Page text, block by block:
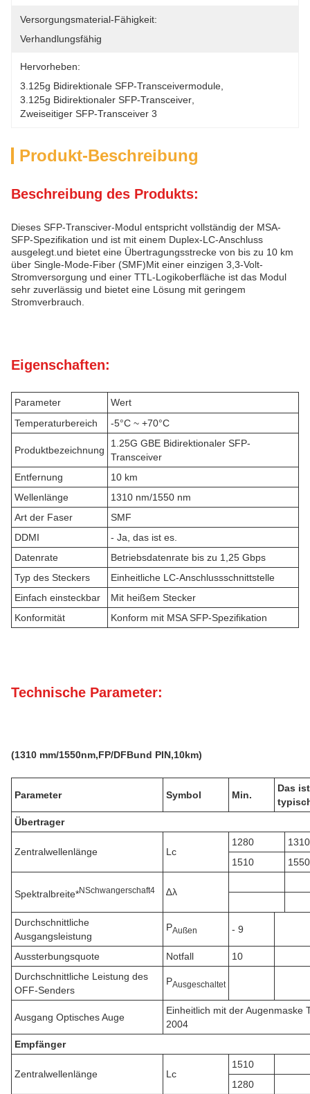
Versorgungsmaterial-Fähigkeit:
Verhandlungsfähig
Hervorheben:
3.125g Bidirektionale SFP-Transceivermodule
3.125g Bidirektionaler SFP-Transceiver
Zweiseitiger SFP-Transceiver 3
Produkt-Beschreibung
Beschreibung des Produkts:
Dieses SFP-Transciver-Modul entspricht vollständig der MSA-
SFP-Spezifikation und ist mit einem Duplex-LC-Anschluss
ausgelegt.und bietet eine Übertragungsstrecke von bis zu 10 km
über Single-Mode-Fiber (SMF)Mit einer einzigen 3,3-Volt-
Stromversorgung und einer TTL-Logikoberfläche ist das Modul
sehr zuverlässig und bietet eine Lösung mit geringem
Stromverbrauch.
Eigenschaften:
Parameter
Wert
Temperaturbereich
-5°C ~ +70°C
Produktbezeichnung
1.25G GBE Bidirektionaler SFP-
Transceiver
Entfernung
10 km
Wellenlänge
1310 nm/1550 nm
Art der Faser
SMF
DDMI
- Ja, das ist es.
Datenrate
Betriebsdatenrate bis zu 1,25 Gbps
Typ des Steckers
Einheitliche LC-Anschlussschnittstelle
Einfach einsteckbar
Mit heißem Stecker
Konformität
Konform mit MSA SFP-Spezifikation
Technische Parameter:
(1310 mm/1550nm,FP/DFBund PIN,10km)
Parameter Symbol Min.
Das ist
Übertrager
Zentralwellenlänge Lc
1280
1310
1510
1550
Spektralbreite*NSchwangerschaft4 ∆λ
Durchschnittliche
Ausgangsleistung
PAußen - 9
Aussterbungsquote Notfall
10
Durchschnittliche Leistung des
OFF-Senders
PAusgeschaltet
Ausgang Optisches Auge
Einheitlich mit der Augenmaske
2004
Empfänger
Zentralwellenlänge Lc
1510
1280